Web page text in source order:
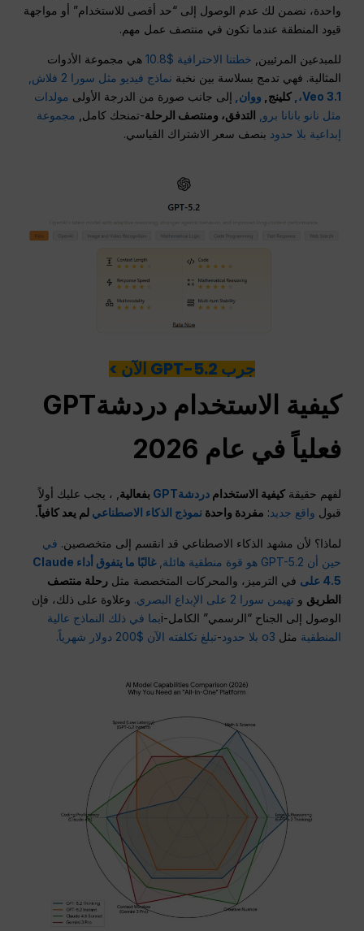
واحدة، نضمن لك عدم الوصول إلى “حد أقصى للاستخدام” أو مواجهة
قيود المنطقة عندما تكون في منتصف عمل مهم.
للمبدعين المرئيين, خطتنا الاحترافية $10.8
هي مجموعة الأدوات
المثالية. فهي تدمج بسلاسة بين نخبة نماذج فيديو مثل سورا 2 فلاش,
Veo 3.1،,
كلينج, ووان, إلى جانب صورة من الدرجة الأولى مولدات
مثل نانو بانانا برو, التدفق، ومنتصف الرحلة-تمنحك كامل, مجموعة
إبداعية بلا حدود بنصف سعر الاشتراك القياسي.
جرب GPT-5.2 الآن >
كيفية الاستخدامدردشةGPT
فعلياً في عام 2026
لفهم حقيقةكيفية الاستخدامدردشةGPT بفعالية, ، يجب عليك أولاً
قبول واقع جديد: مفردة واحدة نموذج الذكاء الاصطناعيلم يعد كافياً.
لماذا؟ لأن مشهد الذكاء الاصطناعي قد انقسم إلى متخصصين. في
حين أن GPT-5.2 هو قوة منطقية هائلة,
غالبًا ما يتفوق أداء Claude
4.5 على
في الترميز، والمحركات المتخصصة مثلرحلة منتصف
الطريق و تهيمن سورا 2 على الإبداع البصري.
وعلاوة على ذلك، فإن
الوصول إلى الجناح “الرسمي” الكامل-i بما في ذلك النماذج عالية
المنطقية مثل -تبلغ تكلفته الآن $200 دولار شهرياً.